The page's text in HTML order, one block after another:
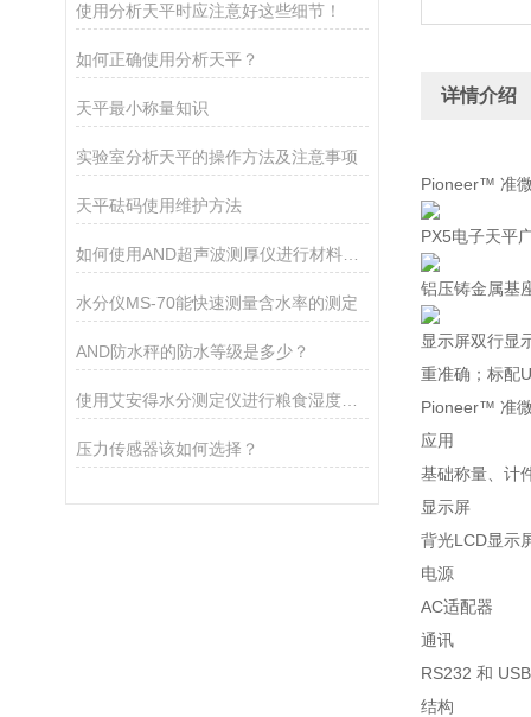
使用分析天平时应注意好这些细节！
如何正确使用分析天平？
天平最小称量知识
实验室分析天平的操作方法及注意事项
天平砝码使用维护方法
如何使用AND超声波测厚仪进行材料厚度测量
水分仪MS-70能快速测量含水率的测定
AND防水秤的防水等级是多少？
压力传感器该如何选择？
详情介绍
Pioneer™ 准
PX5电子天平
铝压铸金属基
显示屏双行显
重准确；标配
Pioneer™ 准
应用
基础称量、计
显示屏
背光LCD显示
电源
AC适配器
通讯
RS232 和
结构